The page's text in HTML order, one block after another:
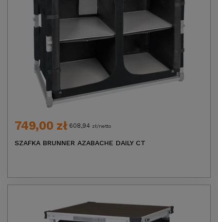
749,00 zł 608,94 zł/netto
SZAFKA BRUNNER AZABACHE DAILY CT